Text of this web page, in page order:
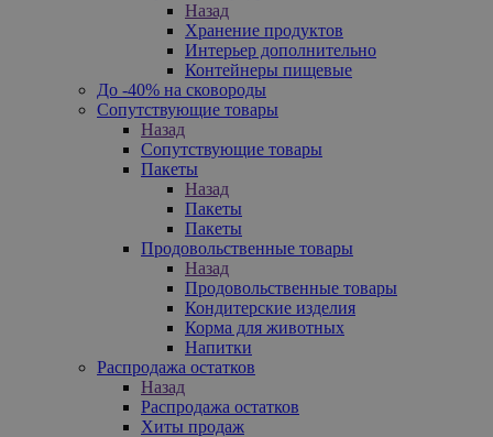
Назад
Хранение продуктов
Интерьер дополнительно
Контейнеры пищевые
До -40% на сковороды
Сопутствующие товары
Назад
Сопутствующие товары
Пакеты
Назад
Пакеты
Пакеты
Продовольственные товары
Назад
Продовольственные товары
Кондитерские изделия
Корма для животных
Напитки
Распродажа остатков
Назад
Распродажа остатков
Хиты продаж